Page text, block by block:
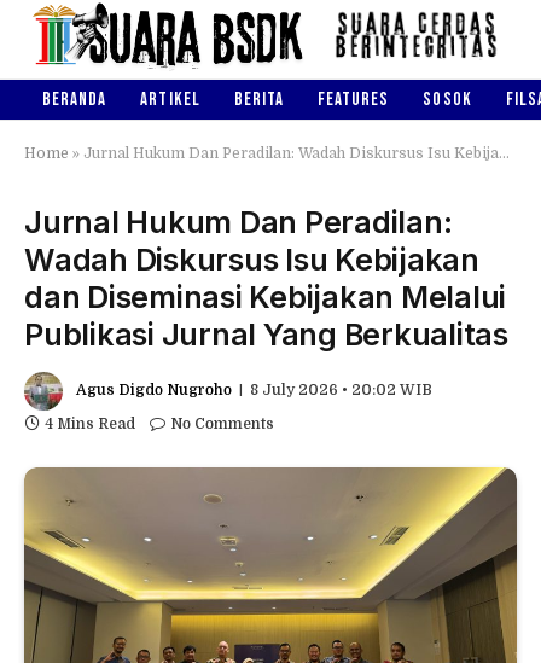
BERANDA ARTIKEL BERITA FEATURES SOSOK
Home » Jurnal Hukum Dan Peradilan: Wadah Diskursus Isu Kebijakan dan Diseminasi Kebijakan Melalui Publikasi Jurnal Yang Berkualitas
Jurnal Hukum Dan Peradilan:
Wadah Diskursus Isu Kebijakan
dan Diseminasi Kebijakan Melalui
Publikasi Jurnal Yang Berkualitas
Agus Digdo Nugroho
8 July 2026 • 20:02 WIB
4 Mins Read
No Comments